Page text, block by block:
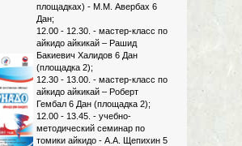
площадках) - М.М. Авербах 6
Дан;
12.00 - 12.30. - мастер-класс по
айкидо айкикай – Рашид
Бакиевич Халидов 6 Дан
(площадка 2);
12.30 - 13.00. - мастер-класс по
айкидо айкикай – Роберт
Гембал 6 Дан (площадка 2);
12.00 - 13.45. - учебно-
методический семинар по
томики айкидо - А.А. Щепихин 5